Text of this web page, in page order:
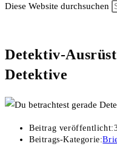
Diese Website durchsuchen
Detektiv-
Detektive
Beitrag veröffentlicht:
Beitrags-Kategorie: